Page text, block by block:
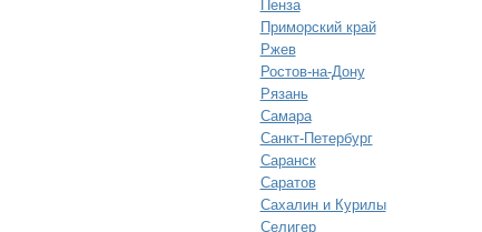
Пенза
Приморский край
Ржев
Ростов-на-Дону
Рязань
Самара
Санкт-Петербург
Саранск
Саратов
Сахалин и Курилы
Селигер